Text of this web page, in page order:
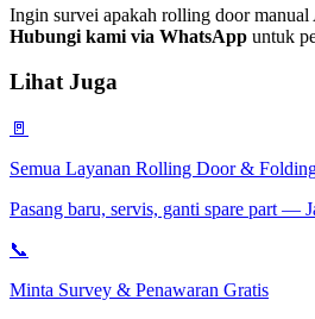
Ingin survei apakah rolling door manual
Hubungi kami via WhatsApp untuk
Lihat Juga
🚪
Semua Layanan Rolling Door &
Pasang baru, servis, ganti spare part —
📞
Minta Survey & Penawaran Gratis